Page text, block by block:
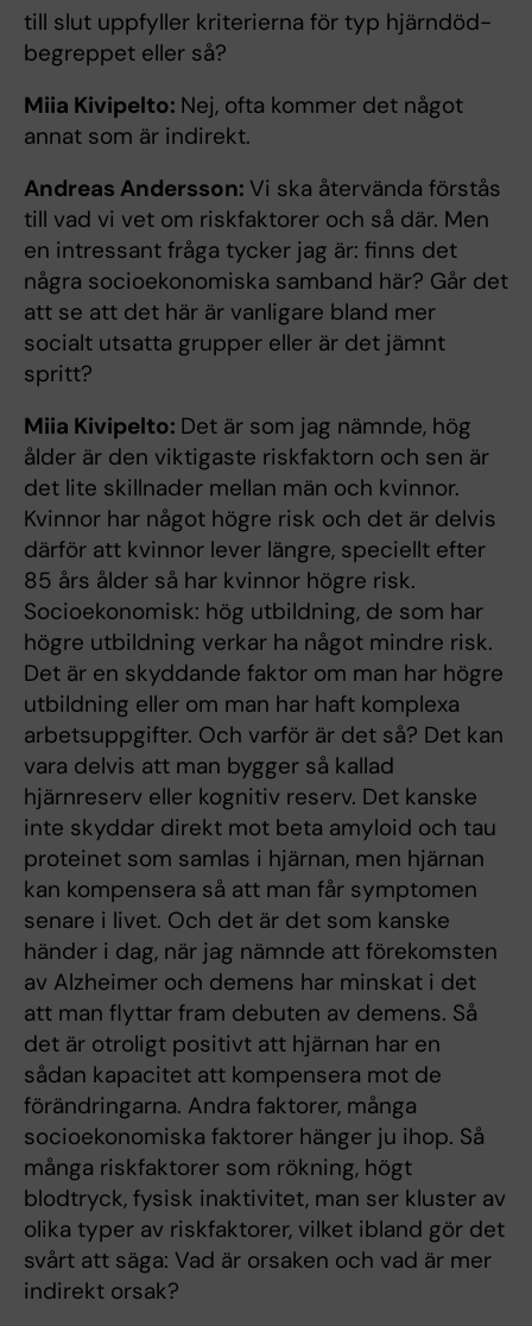
till slut uppfyller kriterierna för typ hjärndöd-
begreppet eller så?
Miia Kivipelto: Nej, ofta kommer det något
annat som är indirekt.
Andreas Andersson: Vi ska återvända förstås
till vad vi vet om riskfaktorer och så där. Men
en intressant fråga tycker jag är: finns det
några socioekonomiska samband här? Går det
att se att det här är vanligare bland mer
socialt utsatta grupper eller är det jämnt
spritt?
Miia Kivipelto: Det är som jag nämnde, hög
ålder är den viktigaste riskfaktorn och sen är
det lite skillnader mellan män och kvinnor.
Kvinnor har något högre risk och det är delvis
därför att kvinnor lever längre, speciellt efter
85 års ålder så har kvinnor högre risk.
Socioekonomisk: hög utbildning, de som har
högre utbildning verkar ha något mindre risk.
Det är en skyddande faktor om man har högre
utbildning eller om man har haft komplexa
arbetsuppgifter. Och varför är det så? Det kan
vara delvis att man bygger så kallad
hjärnreserv eller kognitiv reserv. Det kanske
inte skyddar direkt mot beta amyloid och tau
proteinet som samlas i hjärnan, men hjärnan
kan kompensera så att man får symptomen
senare i livet. Och det är det som kanske
händer i dag, när jag nämnde att förekomsten
av Alzheimer och demens har minskat i det
att man flyttar fram debuten av demens. Så
det är otroligt positivt att hjärnan har en
sådan kapacitet att kompensera mot de
förändringarna. Andra faktorer, många
socioekonomiska faktorer hänger ju ihop. Så
många riskfaktorer som rökning, högt
blodtryck, fysisk inaktivitet, man ser kluster av
olika typer av riskfaktorer, vilket ibland gör det
svårt att säga: Vad är orsaken och vad är mer
indirekt orsak?